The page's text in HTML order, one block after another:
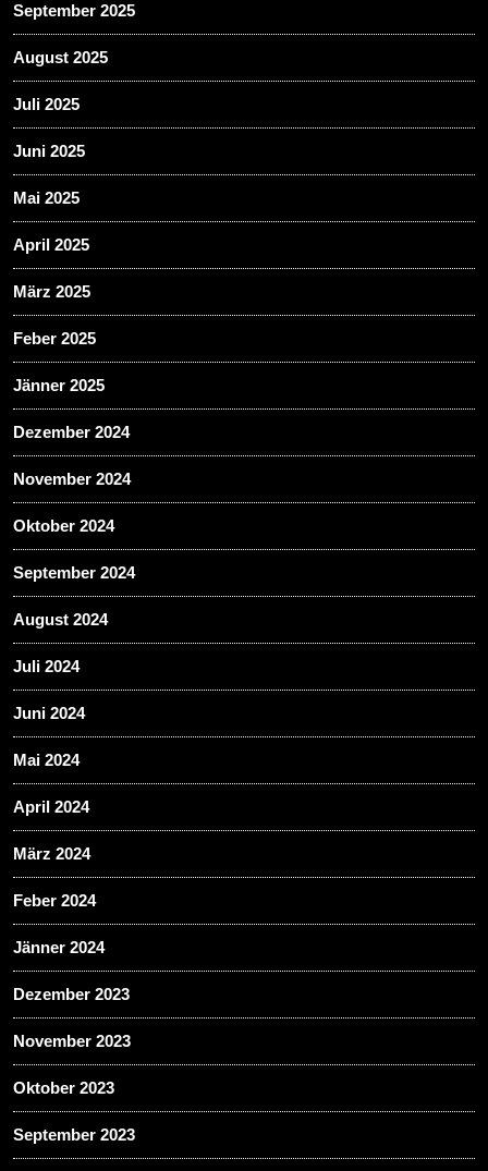
September 2025
August 2025
Juli 2025
Juni 2025
Mai 2025
April 2025
März 2025
Feber 2025
Jänner 2025
Dezember 2024
November 2024
Oktober 2024
September 2024
August 2024
Juli 2024
Juni 2024
Mai 2024
April 2024
März 2024
Feber 2024
Jänner 2024
Dezember 2023
November 2023
Oktober 2023
September 2023